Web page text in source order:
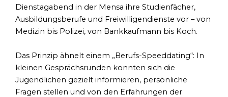
Dienstagabend in der Mensa ihre Studienfächer,
Ausbildungsberufe und Freiwilligendienste vor – von
Medizin bis Polizei, von Bankkaufmann bis Koch.
Das Prinzip ähnelt einem „Berufs-Speeddating“: In
kleinen Gesprächsrunden konnten sich die
Jugendlichen gezielt informieren, persönliche
Fragen stellen und von den Erfahrungen der